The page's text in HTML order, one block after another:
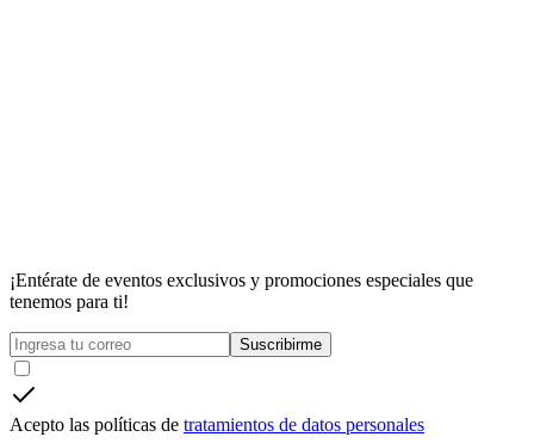
¡Entérate de eventos exclusivos y promociones especiales que
tenemos para ti!
Suscribirme
Acepto las políticas de tratamientos de datos personales